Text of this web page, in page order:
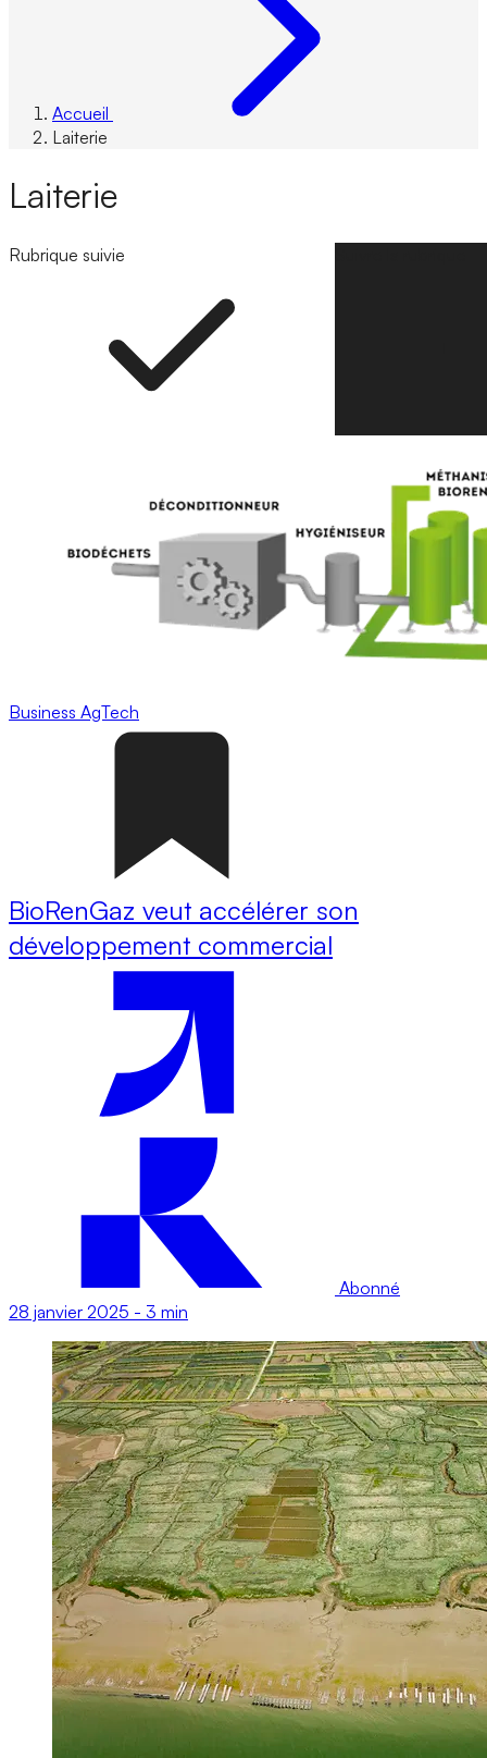
Accueil
Laiterie
Laiterie
Rubrique suivie
Business AgTech
BioRenGaz veut accélérer son
développement commercial
Abonné
28 janvier 2025 - 3 min